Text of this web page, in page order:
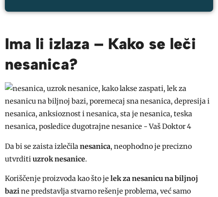
Ima li izlaza – Kako se leči
nesanica?
Da bi se zaista izlečilanesanica, neophodno je precizno
utvrditiuzrok nesanice.
Koriščenje proizvoda kao što je lek za nesanicu na biljnoj
bazine predstavlja stvarno rešenje problema, već samo